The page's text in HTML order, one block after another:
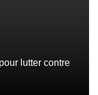
lutter contre